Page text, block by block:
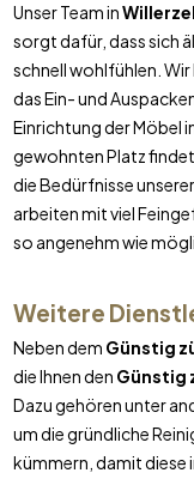
Unser Team in
sorgt dafür, dass sich
schnell wohlfühlen.
das Ein- und
Einrichtung der Möbel
gewohnten Platz
die Bedürfnisse
arbeiten mit viel
so angenehm wie
Weitere
Neben dem Günstig
die Ihnen den Günstig
Dazu gehören unter
um die gründliche
kümmern, damit diese